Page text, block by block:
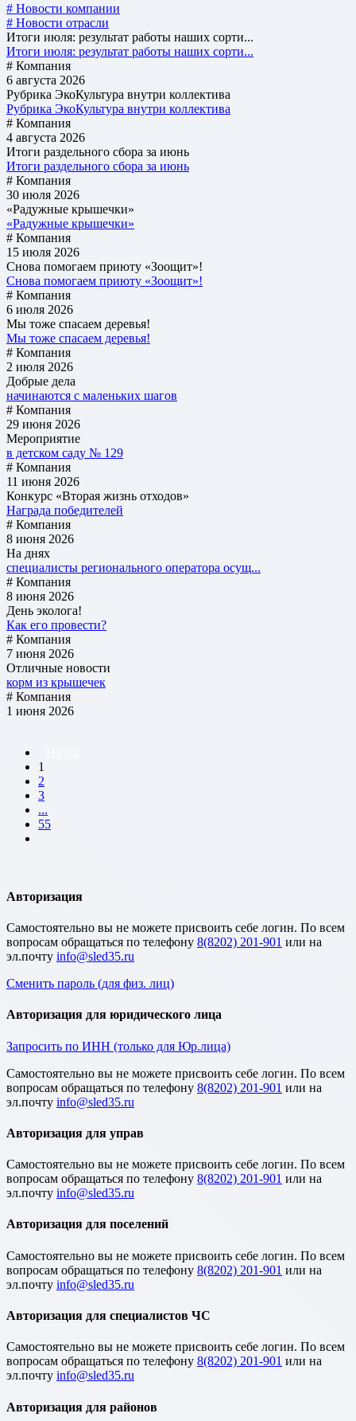
# Новости компании
# Новости отрасли
Итоги июля: результат работы наших сорти...
Итоги июля: результат работы наших сорти...
# Компания
6 августа 2026
Рубрика ЭкоКультура внутри коллектива
Рубрика ЭкоКультура внутри коллектива
# Компания
4 августа 2026
Итоги раздельного сбора за июнь
Итоги раздельного сбора за июнь
# Компания
30 июля 2026
«Радужные крышечки»
«Радужные крышечки»
# Компания
15 июля 2026
Снова помогаем приюту «Зоощит»!
Снова помогаем приюту «Зоощит»!
# Компания
6 июля 2026
Мы тоже спасаем деревья!
Мы тоже спасаем деревья!
# Компания
2 июля 2026
Добрые дела
начинаются с маленьких шагов
# Компания
29 июня 2026
Мероприятие
в детском саду № 129
# Компания
11 июня 2026
Конкурс «Вторая жизнь отходов»
Награда победителей
# Компания
8 июня 2026
На днях
специалисты регионального оператора осущ...
# Компания
8 июня 2026
День эколога!
Как его провести?
# Компания
7 июня 2026
Отличные новости
корм из крышечек
# Компания
1 июня 2026
1
2
3
...
55
Авторизация
Cамостоятельно вы не можете присвоить себе логин. По всем
вопросам обращаться по телефону 8(8202) 201-901 или на
эл.почту
Сменить пароль (для физ. лиц)
Авторизация для юридического лица
Запросить по ИНН (только для Юр.лица)
Cамостоятельно вы не можете присвоить себе логин. По всем
вопросам обращаться по телефону 8(8202) 201-901 или на
эл.почту
Авторизация для управ
Cамостоятельно вы не можете присвоить себе логин. По всем
вопросам обращаться по телефону 8(8202) 201-901 или на
эл.почту
Авторизация для поселений
Cамостоятельно вы не можете присвоить себе логин. По всем
вопросам обращаться по телефону 8(8202) 201-901 или на
эл.почту
Авторизация для специалистов ЧС
Cамостоятельно вы не можете присвоить себе логин. По всем
вопросам обращаться по телефону 8(8202) 201-901 или на
эл.почту
Авторизация для районов